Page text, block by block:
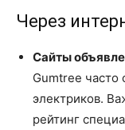
Через
Сайты
Gumtree
электриков.
рейтинг